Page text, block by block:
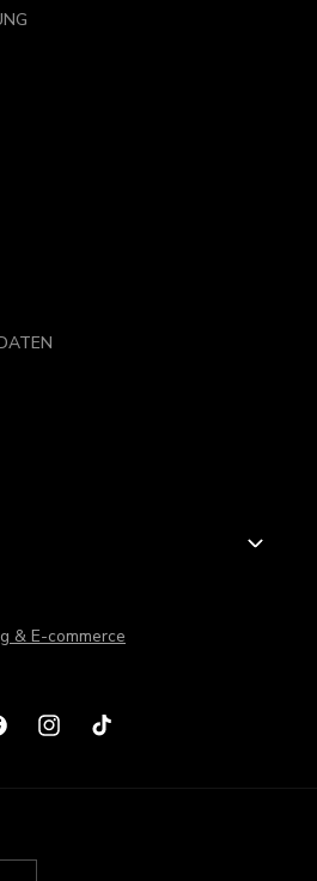
& E-commerce
InstagramTikTok